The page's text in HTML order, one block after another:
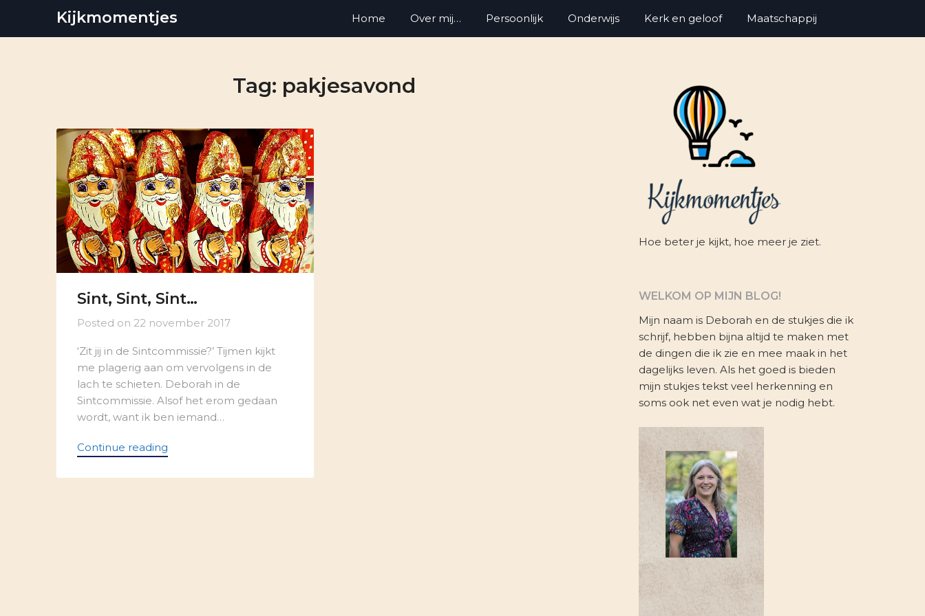
Kijkmomentjes Home Over mij… Persoonlijk Onderwijs Kerk en geloof Maatschappij
Tag: pakjesavond
Sint, Sint, Sint…
Posted on 22 november 2017
‘Zit jij in de Sintcommissie?’ Tijmen kijkt
me plagerig aan om vervolgens in de
lach te schieten. Deborah in de
Sintcommissie. Alsof het erom gedaan
wordt, want ik ben iemand…
Continue reading
Hoe beter je kijkt, hoe meer je ziet.
WELKOM OP MIJN BLOG!
Mijn naam is Deborah en de stukjes die ik
schrijf, hebben bijna altijd te maken met
de dingen die ik zie en mee maak in het
dagelijks leven. Als het goed is bieden
mijn stukjes tekst veel herkenning en
soms ook net even wat je nodig hebt.